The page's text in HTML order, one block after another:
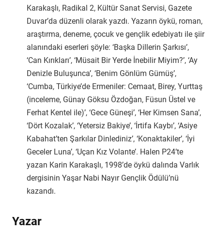
Karakaşlı, Radikal 2, Kültür Sanat Servisi, Gazete
Duvar’da düzenli olarak yazdı. Yazarın öykü, roman,
araştırma, deneme, çocuk ve gençlik edebiyatı ile şiir
alanındaki eserleri şöyle: ‘Başka Dillerin Şarkısı’,
‘Can Kırıkları’, ‘Müsait Bir Yerde İnebilir Miyim?’, ‘Ay
Denizle Buluşunca’, ‘Benim Gönlüm Gümüş’,
‘Cumba, Türkiye’de Ermeniler: Cemaat, Birey, Yurttaş
(inceleme, Günay Göksu Özdoğan, Füsun Üstel ve
Ferhat Kentel ile)’, ‘Gece Güneşi’, ‘Her Kimsen Sana’,
‘Dört Kozalak’, ‘Yetersiz Bakiye’, ‘İrtifa Kaybı’, ‘Asiye
Kabahat’ten Şarkılar Dinlediniz’, ‘Konaktakiler’, ‘İyi
Geceler Luna’, ‘Uçan Kız Volante’. Halen P24’te
yazan Karin Karakaşlı, 1998’de öykü dalında Varlık
dergisinin Yaşar Nabi Nayır Gençlik Ödülü’nü
kazandı.
Yazar